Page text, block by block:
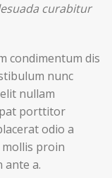
curabitur
condimentum dis
nunc
nullam
porttitor
odio a
proin
ante a.